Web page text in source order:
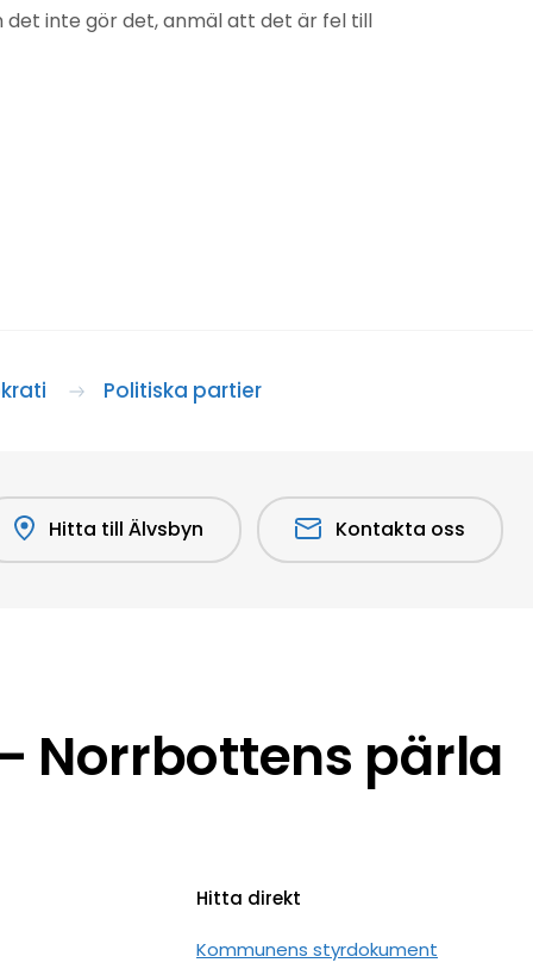
det inte gör det, anmäl att det är fel till
Politiska partier
Hitta till Älvsbyn Kontakta oss
Norrbottens pärla
Hitta direkt
Kommunens styrdokument